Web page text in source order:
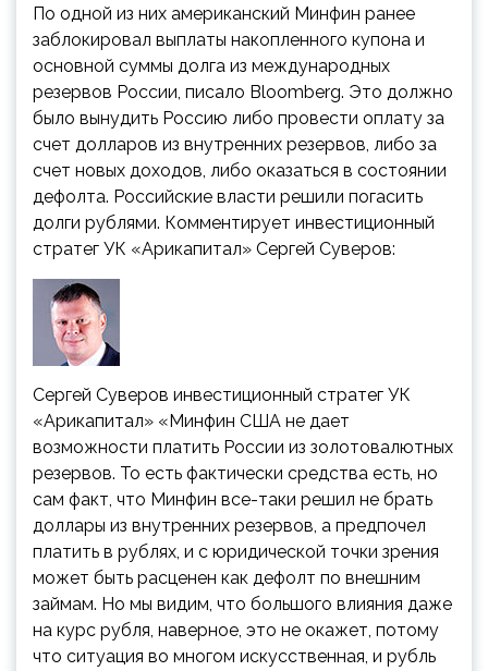
По одной из них американский Минфин ранее
заблокировал выплаты накопленного купона и
основной суммы долга из международных
резервов России, писало Bloomberg. Это должно
было вынудить Россию либо провести оплату за
счет долларов из внутренних резервов, либо за
счет новых доходов, либо оказаться в состоянии
дефолта. Российские власти решили погасить
долги рублями. Комментирует инвестиционный
стратег УК «Арикапитал» Сергей Суверов:
Сергей Суверов инвестиционный стратег УК
«Арикапитал» «Минфин США не дает
возможности платить России из золотовалютных
резервов. То есть фактически средства есть, но
сам факт, что Минфин все-таки решил не брать
доллары из внутренних резервов, а предпочел
платить в рублях, и с юридической точки зрения
может быть расценен как дефолт по внешним
займам. Но мы видим, что большого влияния даже
на курс рубля, наверное, это не окажет, потому
что ситуация во многом искусственная, и рубль